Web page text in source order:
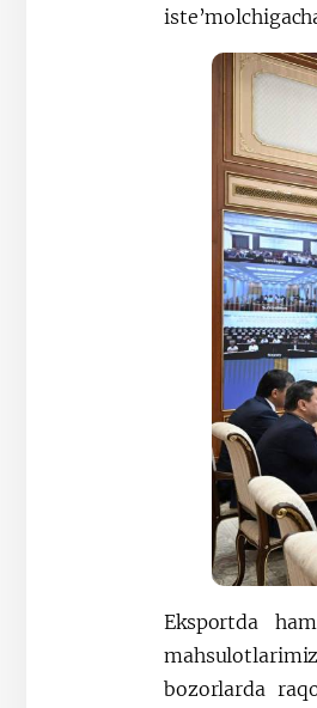
Eksportda
bozorlarda